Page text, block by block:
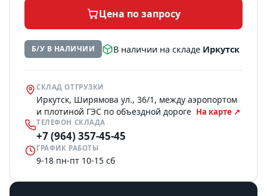
Цена по запросу
Б/У В НАЛИЧИИ В наличии на складе Иркутск
СКЛАД ОТГРУЗКИ
Иркутск, Ширямова ул., 36/1, между аэропортом
и плотиной ГЭС по объездной дороге На карте ↗
ТЕЛЕФОН СКЛАДА
+7 (964) 357-45-45
ГРАФИК РАБОТЫ
9-18 пн-пт 10-15 сб